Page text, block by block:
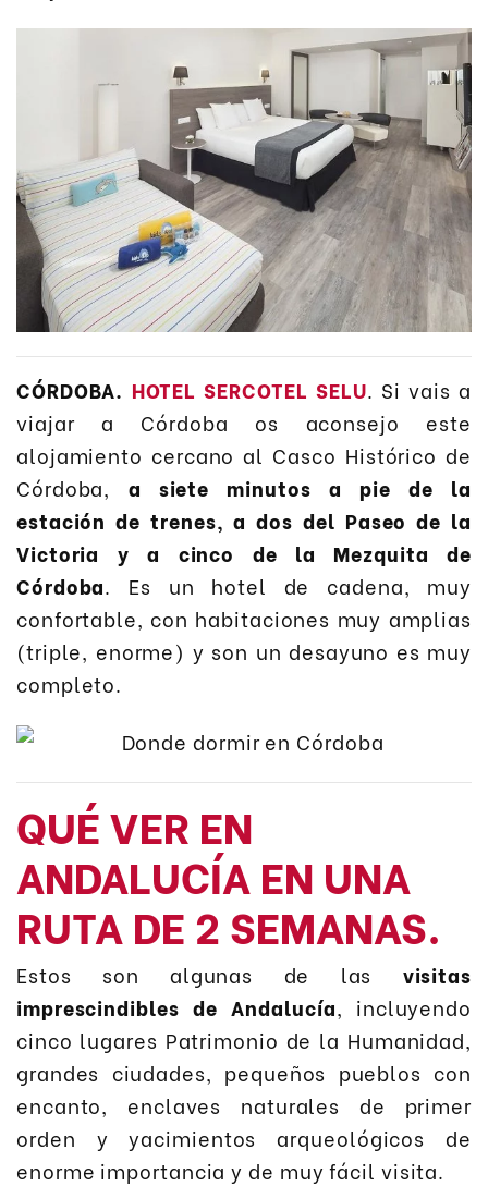
CÓRDOBA. HOTEL SERCOTEL SELU. Si vais a
viajar a Córdoba os aconsejo este
alojamiento cercano al Casco Histórico de
Córdoba, a siete minutos a pie de la
estación de trenes, a dos del Paseo de la
Victoria y a cinco de la Mezquita de
Córdoba. Es un hotel de cadena, muy
confortable, con habitaciones muy amplias
(triple, enorme) y son un desayuno es muy
completo.
QUÉ VER EN
ANDALUCÍA EN UNA
RUTA DE 2 SEMANAS.
Estos son algunas de las visitas
imprescindibles de Andalucía, incluyendo
cinco lugares Patrimonio de la Humanidad,
grandes ciudades, pequeños pueblos con
encanto, enclaves naturales de primer
orden y yacimientos arqueológicos de
enorme importancia y de muy fácil visita.